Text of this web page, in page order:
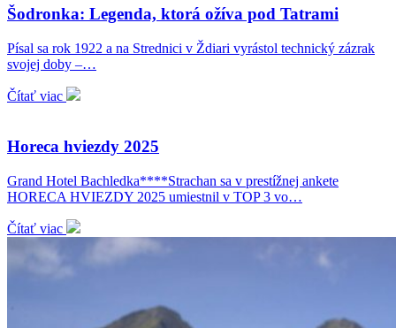
Šodronka: Legenda, ktorá ožíva pod Tatrami
Písal sa rok 1922 a na Strednici v Ždiari vyrástol technický zázrak
svojej doby –…
Čítať viac
Horeca hviezdy 2025
Grand Hotel Bachledka****Strachan sa v prestížnej ankete
HORECA HVIEZDY 2025 umiestnil v TOP 3 vo…
Čítať viac